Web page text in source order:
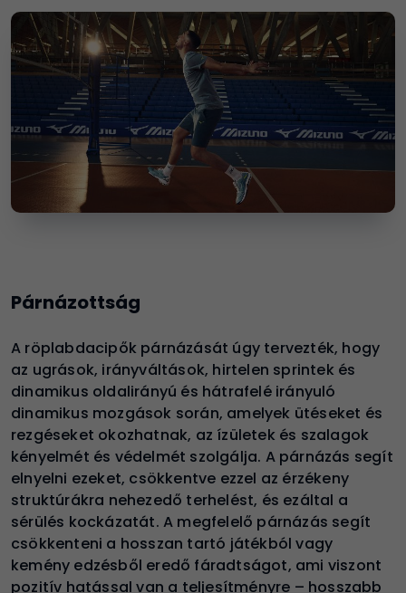
Párnázottság
A röplabdacipők párnázását úgy tervezték, hogy
az ugrások, irányváltások, hirtelen sprintek és
dinamikus oldalirányú és hátrafelé irányuló
dinamikus mozgások során, amelyek ütéseket és
rezgéseket okozhatnak, az ízületek és szalagok
kényelmét és védelmét szolgálja. A párnázás segít
elnyelni ezeket, csökkentve ezzel az érzékeny
struktúrákra nehezedő terhelést, és ezáltal a
sérülés kockázatát. A megfelelő párnázás segít
csökkenteni a hosszan tartó játékból vagy
kemény edzésből eredő fáradtságot, ami viszont
pozitív hatással van a teljesítményre – hosszabb